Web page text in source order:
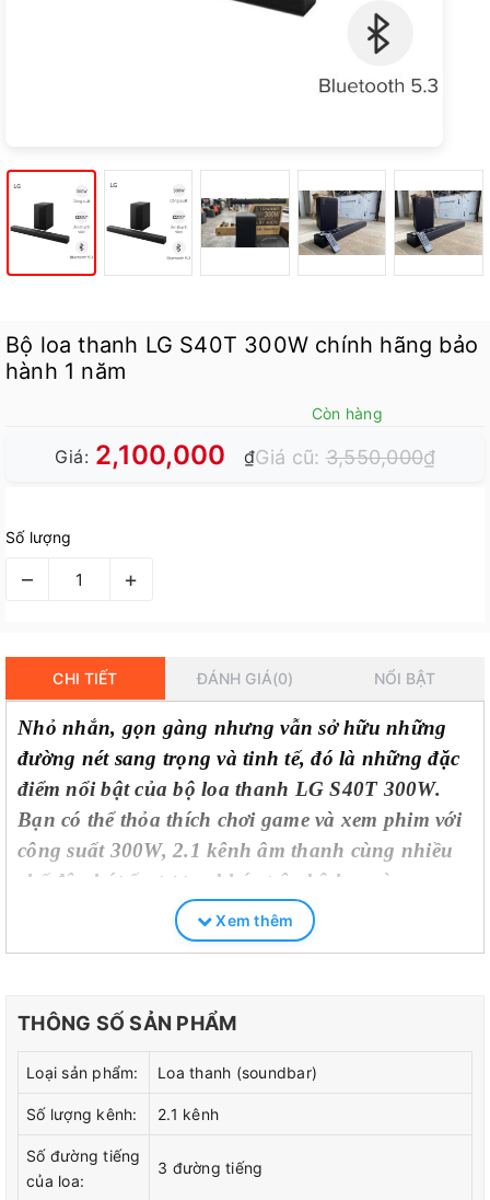
Bộ loa thanh LG S40T 300W chính hãng bảo
hành 1 năm
Còn hàng
Giá: 2,100,000 ₫Giá cũ: 3,550,000₫
Số lượng
– +
CHI TIẾT ĐÁNH GIÁ(0) NỔI BẬT
Nhỏ nhắn, gọn gàng nhưng vẫn sở hữu những
đường nét sang trọng và tinh tế, đó là những đặc
điểm nổi bật của bộ loa thanh LG S40T 300W.
Bạn có thể thỏa thích chơi game và xem phim với
công suất 300W, 2.1 kênh âm thanh cùng nhiều
chế độ phát ấn tượng khác trên bộ loa này.
gọn gàng, mảnh mai, có thể được sử dụng trong bất
như phòng giải trí, phòng riêng, phòng khách,
phòng đọc sách.
-Chất liệu kim loại
phần loa thanh, còn loa sub được làm bằng
Xem thêm
THÔNG SỐ SẢN PHẨM
Loại sản phẩm: Loa thanh (soundbar)
Số lượng kênh: 2.1 kênh
Số đường tiếng
của loa:
3 đường tiếng